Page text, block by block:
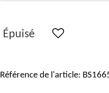
Épuisé
Référence de l'article: